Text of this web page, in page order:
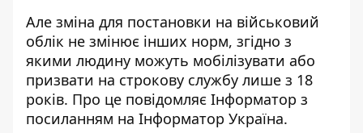
Але зміна для постановки на військовий
облік не змінює інших норм, згідно з
якими людину можуть мобілізувати або
призвати на строкову службу лише з 18
років. Про це повідомляє Інформатор з
посиланням на Інформатор Україна.